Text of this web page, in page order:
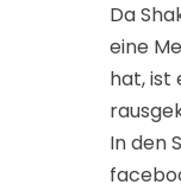
Da
eine
hat, ist
In den